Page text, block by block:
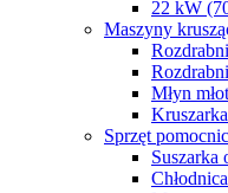
22 kW
Maszyny
Młyn
Sprzęt
Suszarka